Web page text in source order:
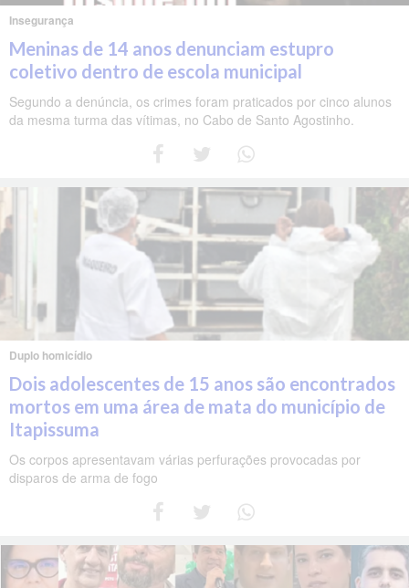
Insegurança
Meninas de 14 anos denunciam estupro
coletivo dentro de escola municipal
Segundo a denúncia, os crimes foram praticados por cinco alunos
da mesma turma das vítimas, no Cabo de Santo Agostinho.
Duplo homicídio
Dois adolescentes de 15 anos são encontrados
mortos em uma área de mata do município de
Itapissuma
Os corpos apresentavam várias perfurações provocadas por
disparos de arma de fogo